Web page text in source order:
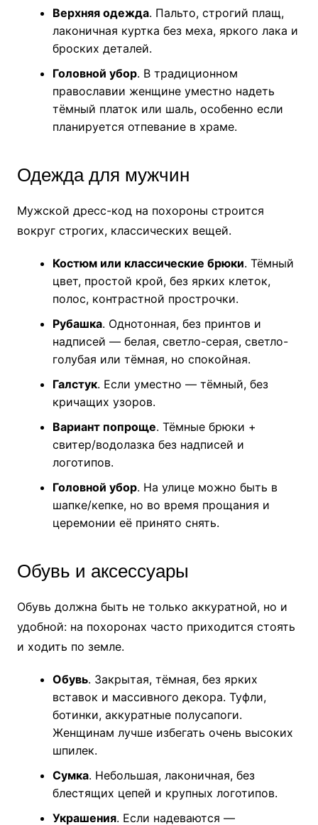
Верхняя одежда. Пальто, строгий плащ,
лаконичная куртка без меха, яркого лака и
броских деталей.
Головной убор. В традиционном
православии женщине уместно надеть
тёмный платок или шаль, особенно если
планируется отпевание в храме.
Одежда для мужчин
Мужской дресс-код на похороны строится
вокруг строгих, классических вещей.
Костюм или классические брюки. Тёмный
цвет, простой крой, без ярких клеток,
полос, контрастной прострочки.
Рубашка. Однотонная, без принтов и
надписей — белая, светло-серая, светло-
голубая или тёмная, но спокойная.
Галстук. Если уместно — тёмный, без
кричащих узоров.
Вариант попроще. Тёмные брюки +
свитер/водолазка без надписей и
логотипов.
Головной убор. На улице можно быть в
шапке/кепке, но во время прощания и
церемонии её принято снять.
Обувь и аксессуары
Обувь должна быть не только аккуратной, но и
удобной: на похоронах часто приходится стоять
и ходить по земле.
Обувь. Закрытая, тёмная, без ярких
вставок и массивного декора. Туфли,
ботинки, аккуратные полусапоги.
Женщинам лучше избегать очень высоких
шпилек.
Сумка. Небольшая, лаконичная, без
блестящих цепей и крупных логотипов.
Украшения. Если надеваются —